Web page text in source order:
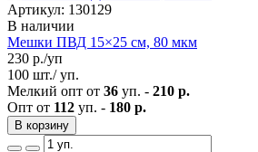
Артикул: 130129
В наличии
Мешки ПВД 15×25 см, 80 мкм
230 р./уп
100 шт./ уп.
Мелкий опт от 36 уп. - 210 р.
Опт от 112 уп. - 180 р.
В корзину